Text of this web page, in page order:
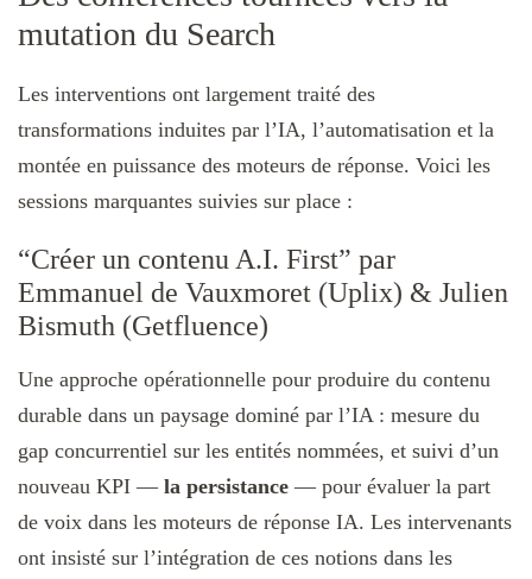
mutation du Search
Les interventions ont largement traité des
transformations induites par l’IA, l’automatisation et la
montée en puissance des moteurs de réponse. Voici les
sessions marquantes suivies sur place :
“Créer un contenu A.I. First” par
Emmanuel de Vauxmoret (Uplix) & Julien
Bismuth (Getfluence)
Une approche opérationnelle pour produire du contenu
durable dans un paysage dominé par l’IA : mesure du
gap concurrentiel sur les entités nommées, et suivi d’un
nouveau KPI — la persistance — pour évaluer la part
de voix dans les moteurs de réponse IA. Les intervenants
ont insisté sur l’intégration de ces notions dans les